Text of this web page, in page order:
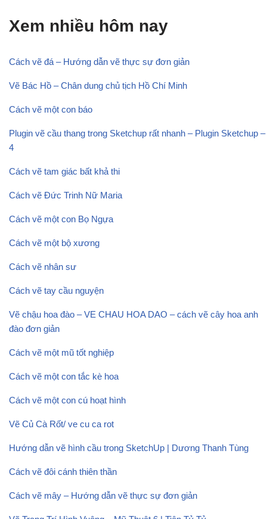
Xem nhiều hôm nay
Cách vẽ đá – Hướng dẫn vẽ thực sự đơn giản
Vẽ Bác Hồ – Chân dung chủ tịch Hồ Chí Minh
Cách vẽ một con báo
Plugin vẽ cầu thang trong Sketchup rất nhanh – Plugin Sketchup –
4
Cách vẽ tam giác bất khả thi
Cách vẽ Đức Trinh Nữ Maria
Cách vẽ một con Bọ Ngựa
Cách vẽ một bộ xương
Cách vẽ nhân sư
Cách vẽ tay cầu nguyện
Vẽ chậu hoa đào – VE CHAU HOA DAO – cách vẽ cây hoa anh
đào đơn giản
Cách vẽ một mũ tốt nghiệp
Cách vẽ một con tắc kè hoa
Cách vẽ một con cú hoạt hình
Vẽ Củ Cà Rốt/ ve cu ca rot
Hướng dẫn vẽ hình cầu trong SketchUp | Dương Thanh Tùng
Cách vẽ đôi cánh thiên thần
Cách vẽ mây – Hướng dẫn vẽ thực sự đơn giản